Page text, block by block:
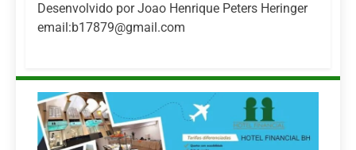
Desenvolvido por Joao Henrique Peters Heringer
email:b17879@gmail.com